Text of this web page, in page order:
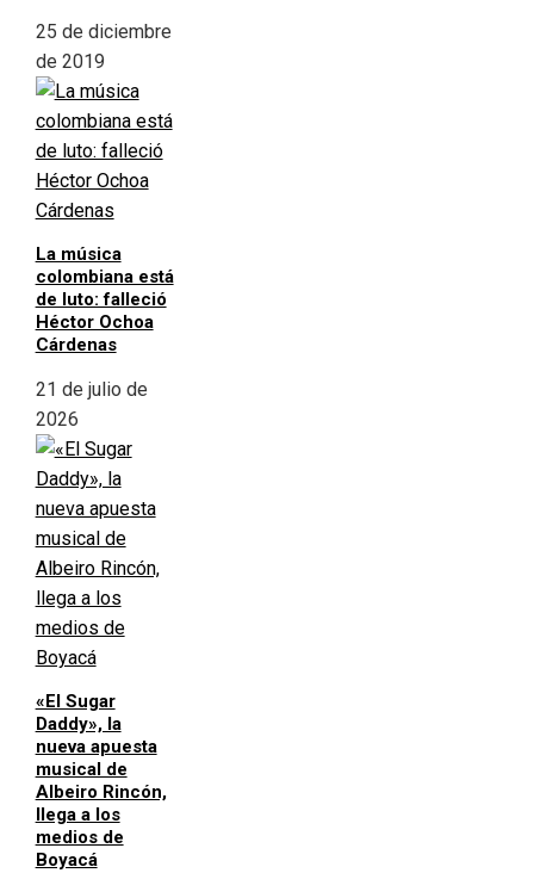
25 de diciembre
de 2019
La música
colombiana está
de luto: falleció
Héctor Ochoa
Cárdenas
21 de julio de
2026
«El Sugar
Daddy», la
nueva apuesta
musical de
Albeiro Rincón,
llega a los
medios de
Boyacá